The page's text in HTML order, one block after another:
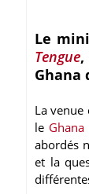
Le
Tengue,
Ghana
La
le Ghana
abordés
et la